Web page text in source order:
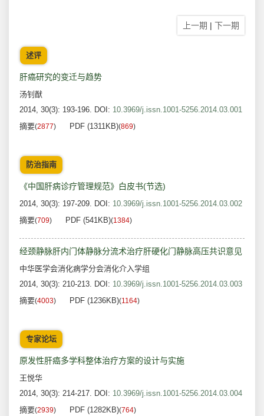
上一期 | 下一期
述评
肝癌研究的变迁与趋势
汤钊猷
2014, 30(3): 193-196. DOI: 10.3969/j.issn.1001-5256.2014.03.001
摘要(2877) PDF (1311KB)(869)
防治指南
《中国肝病诊疗管理规范》白皮书(节选)
2014, 30(3): 197-209. DOI: 10.3969/j.issn.1001-5256.2014.03.002
摘要(709) PDF (541KB)(1384)
经颈静脉肝内门体静脉分流术治疗肝硬化门静脉高压共识意见
中华医学会消化病学分会消化介入学组
2014, 30(3): 210-213. DOI: 10.3969/j.issn.1001-5256.2014.03.003
摘要(4003) PDF (1236KB)(1164)
专家论坛
原发性肝癌多学科整体治疗方案的设计与实施
王悦华
2014, 30(3): 214-217. DOI: 10.3969/j.issn.1001-5256.2014.03.004
摘要(2939) PDF (1282KB)(764)